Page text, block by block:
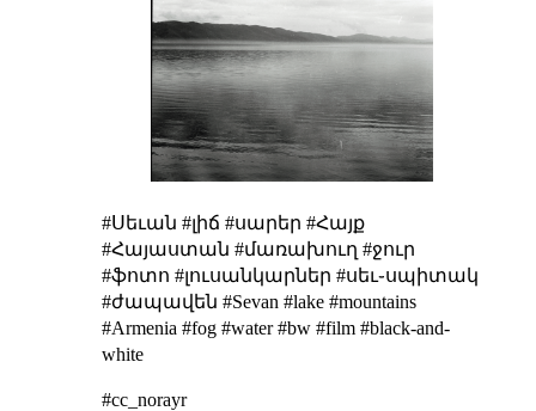
#Սեւան #լիճ #սարեր #Հայք
#Հայաստան #մառախուղ #ջուր
#ֆոտո #լուսանկարներ #սեւ֊սպիտակ
#ժապավեն #Sevan #lake #mountains
#Armenia #fog #water #bw #film #black-and-
white
#cc_norayr